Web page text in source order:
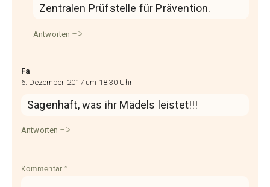
Zentralen Prüfstelle für Prävention.
Antworten
Fa
6. Dezember 2017 um 18:30 Uhr
Sagenhaft, was ihr Mädels leistet!!!
Antworten
Kommentar *